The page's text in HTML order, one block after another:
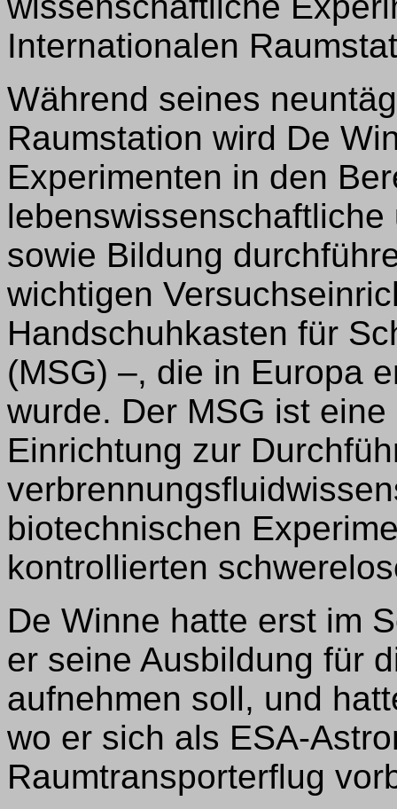
Internationalen
Während seines
Raumstation wird De
Experimenten in den
sowie Bildung
wichtigen
Handschuhkasten für
(MSG) –, die in Europa
wurde. Der MSG ist
Einrichtung zur
biotechnischen
kontrollierten
De Winne hatte erst im
er seine Ausbildung für
aufnehmen soll, und
wo er sich als ESA-
Raumtransporterflug